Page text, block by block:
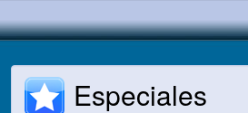
Especiales